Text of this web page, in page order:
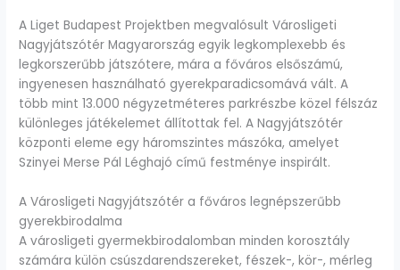
A Liget Budapest Projektben megvalósult Városligeti
Nagyjátszótér Magyarország egyik legkomplexebb és
legkorszerűbb játszótere, mára a főváros elsőszámú,
ingyenesen használható gyerekparadicsomává vált. A
több mint 13.000 négyzetméteres parkrészbe közel félszáz
különleges játékelemet állítottak fel. A Nagyjátszótér
központi eleme egy háromszintes mászóka, amelyet
Szinyei Merse Pál Léghajó című festménye inspirált.
A Városligeti Nagyjátszótér a főváros legnépszerűbb
gyerekbirodalma
A városligeti gyermekbirodalomban minden korosztály
számára külön csúszdarendszereket, fészek-, kör-, mérleg